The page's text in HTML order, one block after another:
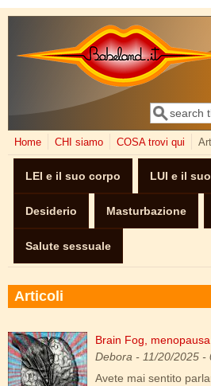
Salta al contenuto principale
Form di
Cerca
Home CHI siamo COSA trovi qui
LEI e il suo corpo LUI e il
Desiderio Masturbazione
Salute sessuale
Articoli
brain-sex.jpg
Brain Fog,
Debora - 11/20/2025 -
Avete mai sentito